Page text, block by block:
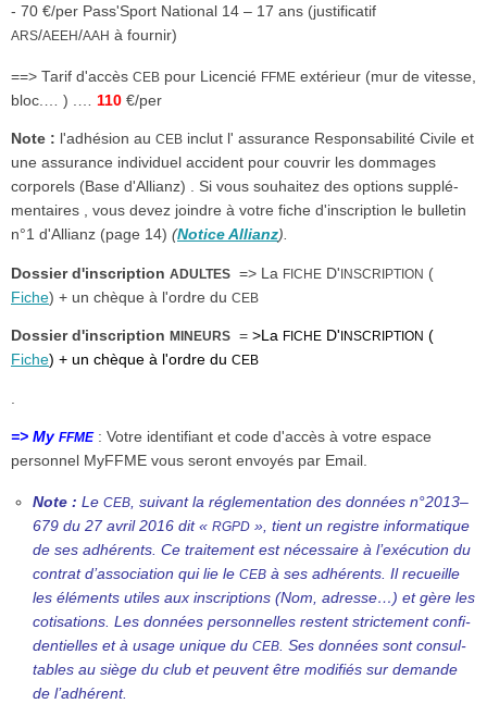
- 70 €/per Pass'Sport National 14 – 17 ans (justi­fi­catif
ARS/AEEH/AAH à fournir)
==> Tarif d'accès CEB pour Licencié FFME extérieur (mur de vitesse,
bloc.… ) .…
110 €/per
Note : l'adhésion au CEB inclut l' assurance Responsabilité Civile et
une assurance individuel accident pour couvrir les dommages
corporels (Base d'Allianz) . Si vous souhaitez des options supplé­
men­taires , vous devez joindre à votre fiche d'inscription le bulletin
n°1 d'Allianz (page 14) (Notice Allianz).
Dossier d'inscription ADULTES => La FICHE D'INSCRIPTION (
Fiche) + un chèque à l'ordre du CEB
Dossier d'inscription MINEURS = >La FICHE D' INSCRIPTION (
Fiche) + un chèque à l'ordre du CEB
=> My FFME: Votre identi­fiant et code d'accès à votre espace
personnel MyFFME vous seront envoyés par Email.
Note : LeCEB , suivant la régle­men­tation des données n°2013–
679 du 27 avril 2016 dit «RGPD », tient un registre infor­ma­tique
de ses adhérents. Ce traitement est néces­saire à l’exécution du
contrat d’association qui lie leCEB à ses adhérents. Il recueille
les éléments utiles aux inscrip­tions (Nom, adresse…) et gère les
cotisa­tions. Les données person­nelles restent stric­tement confi­
den­tielles et à usage unique duCEB . Ses données sont consul­
tables au siège du club et peuvent être modifiés sur demande
de l’adhérent.